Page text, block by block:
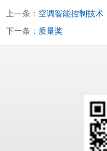
上一条： 空调智能控制技术
下一条： 质量奖